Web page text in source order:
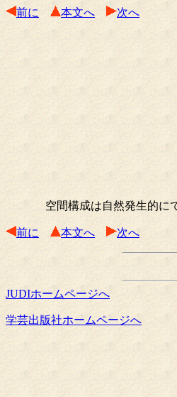
前に 本文へ 次へ
空間構成は自然発生的に
前に 本文へ 次へ
JUDIホームページへ
学芸出版社ホームページへ